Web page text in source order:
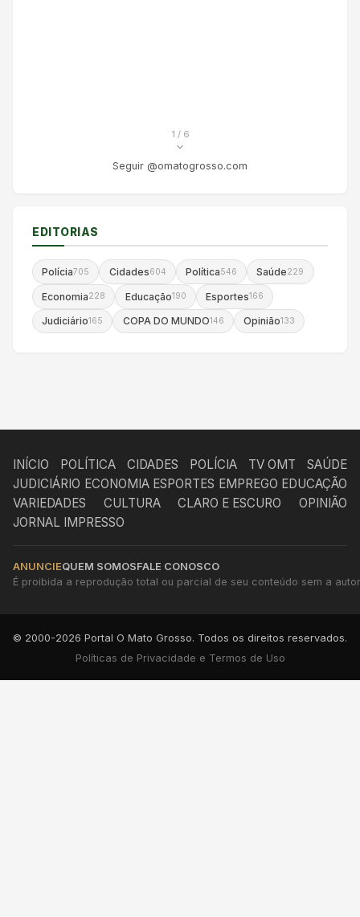
1 / 6
Seguir @omatogrosso.com
EDITORIAS
Polícia705 Cidades604 Política546 Saúde229
Economia228 Educação190 Esportes166
Judiciário165 COPA DO MUNDO146 Opinião133
INÍCIO POLÍTICA CIDADES POLÍCIA TV OMT
SAÚDE
JUDICIÁRIO ECONOMIA ESPORTES EMPREGO EDUCAÇÃO
VARIEDADES
CULTURA CLARO E ESCURO
OPINIÃO
JORNAL IMPRESSO
ANUNCIEQUEM SOMOSFALE CONOSCO
É proibida a reprodução total ou parcial de seu conteúdo sem a
© 2000-2026 Portal O Mato Grosso. Todos os direitos reservados.
Políticas de Privacidade e Termos de Uso